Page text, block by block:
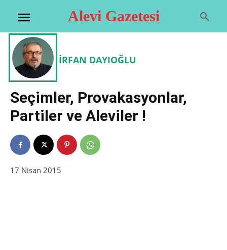
Alevi Gazetesi
İRFAN DAYIOĞLU
Seçimler, Provakasyonlar,
Partiler ve Aleviler !
17 Nisan 2015